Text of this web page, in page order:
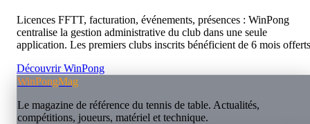
Licences FFTT, facturation, événements, présences : WinPong
centralise la gestion administrative du club dans une seule
application. Les premiers clubs inscrits bénéficient de 6 mois
Découvrir WinPong
WinPongMag
Le magazine de référence du tennis de table. Actualités,
compétitions, joueurs, matériel et technique.